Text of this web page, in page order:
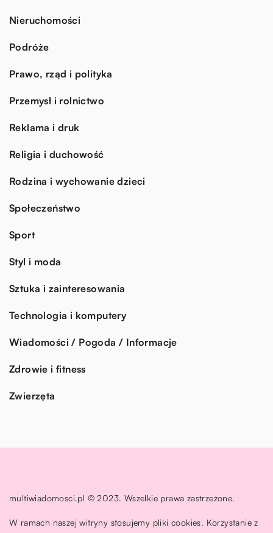
Nieruchomości
Podróże
Prawo, rząd i polityka
Przemysł i rolnictwo
Reklama i druk
Religia i duchowość
Rodzina i wychowanie dzieci
Społeczeństwo
Sport
Styl i moda
Sztuka i zainteresowania
Technologia i komputery
Wiadomości / Pogoda / Informacje
Zdrowie i fitness
Zwierzęta
multiwiadomosci.pl © 2023. Wszelkie prawa zastrzeżone.
W ramach naszej witryny stosujemy pliki cookies. Korzystanie z